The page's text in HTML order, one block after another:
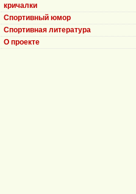
кричалки
Спортивный юмор
Спортивная литература
О проекте